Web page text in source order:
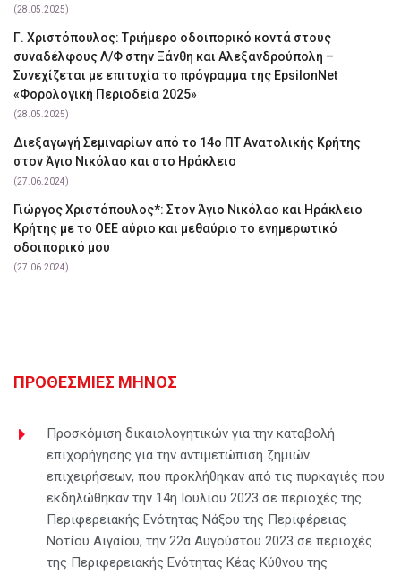
(28.05.2025)
Γ. Χριστόπουλος: Tριήμερο οδοιπορικό κοντά στους
συναδέλφους Λ/Φ στην Ξάνθη και Αλεξανδρούπολη –
Συνεχίζεται με επιτυχία το πρόγραμμα της EpsilonNet
«Φορολογική Περιοδεία 2025»
(28.05.2025)
Διεξαγωγή Σεμιναρίων από το 14ο ΠΤ Ανατολικής Κρήτης
στον Άγιο Νικόλαο και στο Ηράκλειο
(27.06.2024)
Γιώργος Χριστόπουλος*: Στον Άγιο Νικόλαο και Ηράκλειο
Κρήτης με το ΟΕΕ αύριο και μεθαύριο το ενημερωτικό
οδοιπορικό μου
(27.06.2024)
ΠΡΟΘΕΣΜΙΕΣ ΜΗΝΟΣ
Προσκόμιση δικαιολογητικών για την καταβολή
επιχορήγησης για την αντιμετώπιση ζημιών
επιχειρήσεων, που προκλήθηκαν από τις πυρκαγιές που
εκδηλώθηκαν την 14η Ιουλίου 2023 σε περιοχές της
Περιφερειακής Ενότητας Νάξου της Περιφέρειας
Νοτίου Αιγαίου, την 22α Αυγούστου 2023 σε περιοχές
της Περιφερειακής Ενότητας Κέας Κύθνου της